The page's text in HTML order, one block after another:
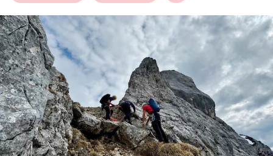
bookmark
search
Suchbegriff
eingeben
© Krone Multimedia GmbH & Co KG 2026
Muthgasse 2, 1190 Wien